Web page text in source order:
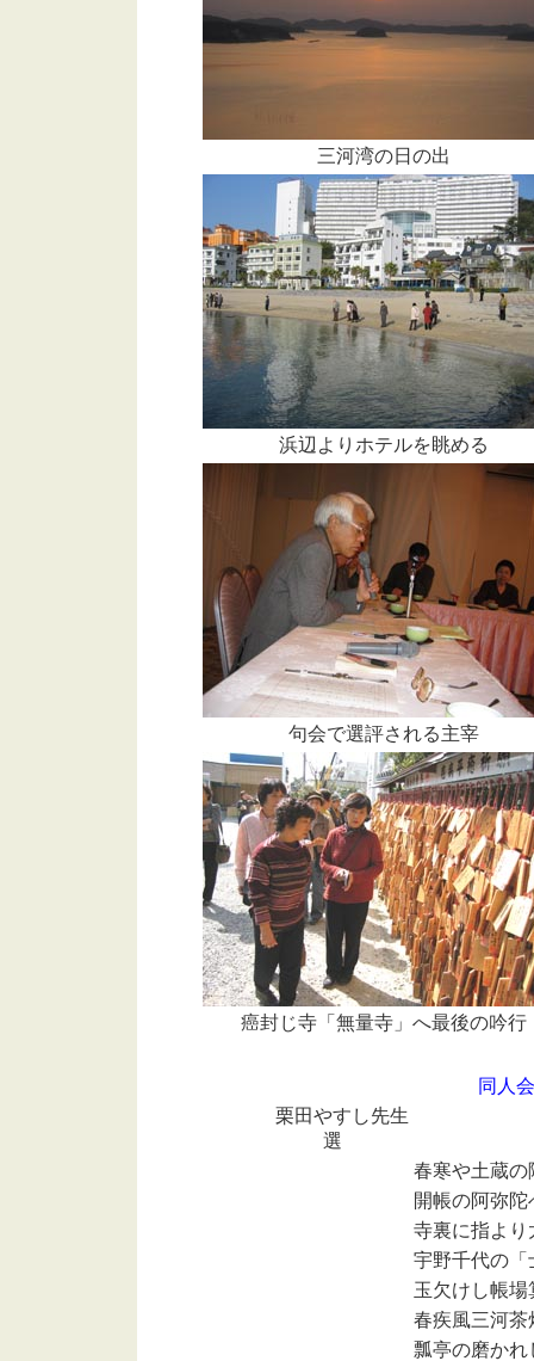
三河湾の日の出
浜辺よりホテルを眺める
句会で選評される主宰
癌封じ寺「無量寺」へ最後の吟行
同人
栗田やすし先生
選
春寒や土蔵の
開帳の阿弥
寺裏に指より
宇野千代の「
玉欠けし帳
春疾風三河茶
瓢亭の磨かれ